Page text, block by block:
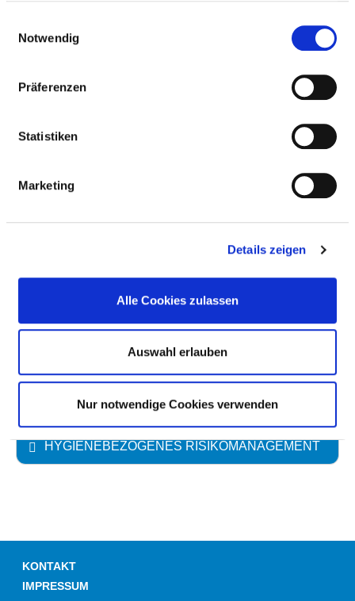
Notwendig
Präferenzen
Statistiken
Marketing
Details zeigen
Alle Cookies zulassen
Auswahl erlauben
Nur notwendige Cookies verwenden
MASSNAHMEN
UMGANG MIT WUNDEN
HÄNDEDESINFEKTION
UMGANG MIT MRE /MRSA
HYGIENEBEZOGENES RISIKOMANAGEMENT
KONTAKT
IMPRESSUM